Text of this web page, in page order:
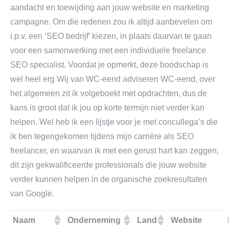
aandacht en toewijding aan jouw website en marketing
campagne. Om die redenen zou ik altijd aanbevelen om
i.p.v. een ‘SEO bedrijf’ kiezen, in plaats daarvan te gaan
voor een samenwerking met een individuele freelance
SEO specialist. Voordat je opmerkt, deze boodschap is
wel heel erg Wij van WC-eend adviseren WC-eend, over
het algemeen zit ik volgeboekt met opdrachten, dus de
kans is groot dat ik jou op korte termijn niet verder kan
helpen. Wel heb ik een lijstje voor je met concullega’s die
ik ben tegengekomen tijdens mijn carrière als SEO
freelancer, en waarvan ik met een gerust hart kan zeggen,
dit zijn gekwalificeerde professionals die jouw website
verder kunnen helpen in de organische zoekresultaten
van Google.
Naam Onderneming Land Website